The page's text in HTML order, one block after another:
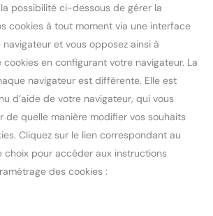
possibilité ci-dessous de gérer la
cookies à tout moment via une interface
et vous opposez ainsi à
cookies en configurant votre navigateur. La
navigateur est différente. Elle est
d’aide de votre navigateur, qui vous
de quelle manière modifier vos souhaits
Cliquez sur le lien correspondant au
choix pour accéder aux instructions
des cookies :